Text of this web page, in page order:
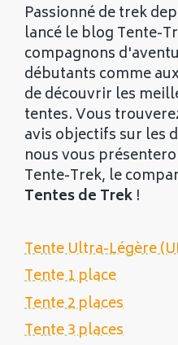
Passionné de trek
lancé le blog Tente-
compagnons
débutants comme
de découvrir les
tentes. Vous
avis objectifs sur les
nous vous
Tente-Trek, le
Tentes de Trek !
Tente Ultra-Légère
Tente 1 place
Tente 2 places
Tente 3 places